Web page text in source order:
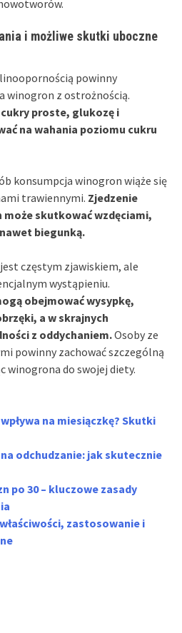
i możliwe skutki uboczne
powinny
winogron z ostrożnością.
proste, glukozę i
na wahania poziomu cukru
konsumpcja winogron wiąże się
trawiennymi. Zjedzenie
skutkować wzdęciami,
biegunką.
częstym zjawiskiem, ale
wystąpieniu.
obejmować wysypkę,
a w skrajnych
z oddychaniem.Osoby ze
powinny zachować szczególną
winogrona do swojej diety.
na miesiączkę? Skutki
odchudzanie: jak skutecznie
po 30 – kluczowe zasady
zastosowanie i